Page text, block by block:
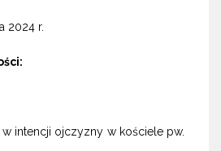
2024 r.
intencji ojczyzny w kościele pw.